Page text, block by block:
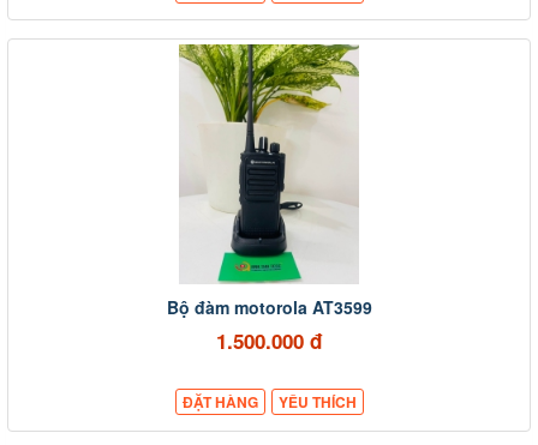
Bộ đàm motorola AT3599
1.500.000 đ
ĐẶT HÀNG YÊU THÍCH